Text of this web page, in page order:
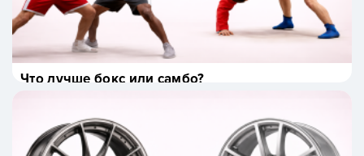
Что лучше бокс или самбо?